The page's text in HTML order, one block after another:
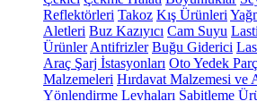
Reflektörleri Takoz Kış Ürünleri
Aletleri Buz Kazıyıcı Cam Suyu
Ürünler Antifrizler Buğu Giderici
Araç Şarj İstasyonları Oto Yedek
Malzemeleri Hırdavat Malzemesi ve
Yönlendirme Levhaları Sabitleme